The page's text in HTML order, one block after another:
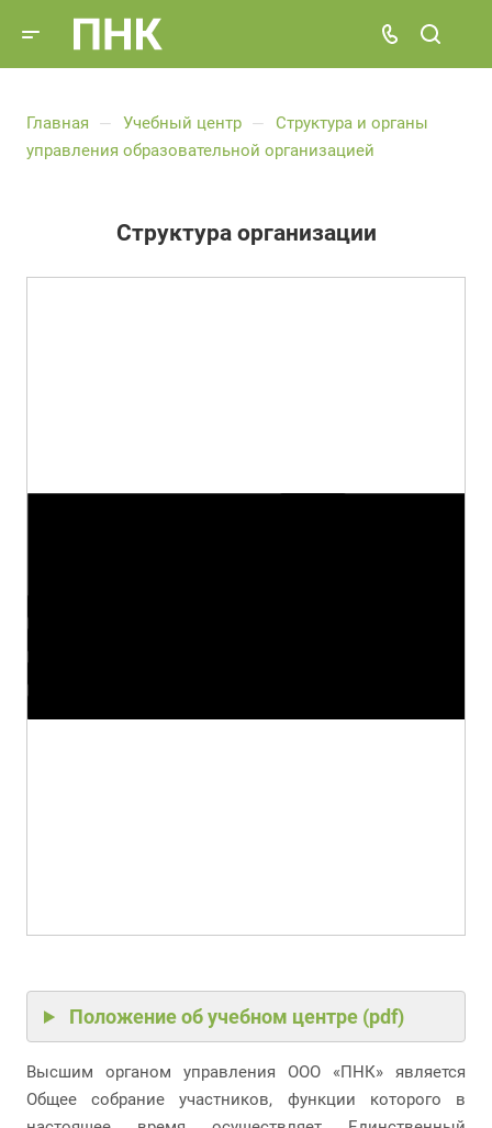
Главная — Учебный центр —
Структура и органы
управления образовательной организацией
Структура организации
Положение об учебном центре (pdf)
Высшим органом управления ООО «ПНК» является
Общее собрание участников, функции которого в